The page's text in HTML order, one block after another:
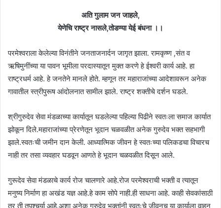
अति गुलाम जन जाहले,
येणेचि राष्ट्र नासले,तोडण्या येई बंधना ।।
परमेश्वराला केलेल्या विनंतीने जनताजनार्दन जागृत झाला. रामकृष्ण ,संत व
ऋषिमुनींच्या या पावन भूमीला परदास्यातून मुक्त करणे हे ईश्वरी कार्य आहे. हा
राष्ट्रधर्म आहे. हे जनतेने मानले होते. म्हणून तर महाराजांच्या आदेशावरून अनेक
गावातील स्त्रीपुरूष आंदोलनात सामील झाले. राष्ट्र शक्तीचे दर्शन घडले.
श्रीगुरुदेव सेवा मंडळाच्या कार्यातून घडलेल्या पहिल्या पिढीने स्वतःला समाज कार्यात
झोकून दिले.महाराजांच्या प्रेरणेतून भूदान चळवळीत अनेक गुरुदेव भक्त सहभागी
झाले.स्वतःची जमीन दान केली. आध्यात्मिक जीवन हे स्वतःच्या पलिकडचा विचारच
नाही तर तसा व्यवहार घडवून आणते हे भूदान चळवळीत दिसून आले.
गुरूदेव सेवा मंडळाचे कार्य रोज चालणारे आहे.रोज परमेश्वराची भक्ती व त्यातून
मनुष्य निर्माण हा अखंड यज्ञ आहे.हे काम सोपे नाही.ही साधना आहे. काही सेवकांसाठी
तर ती तपश्चर्या आहे.अशा अनेक गुरुदेव भक्तांनी स्वतःचे जीवनच या कार्याला वाहून